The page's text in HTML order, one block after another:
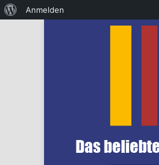
Über WordPress
Anmelden